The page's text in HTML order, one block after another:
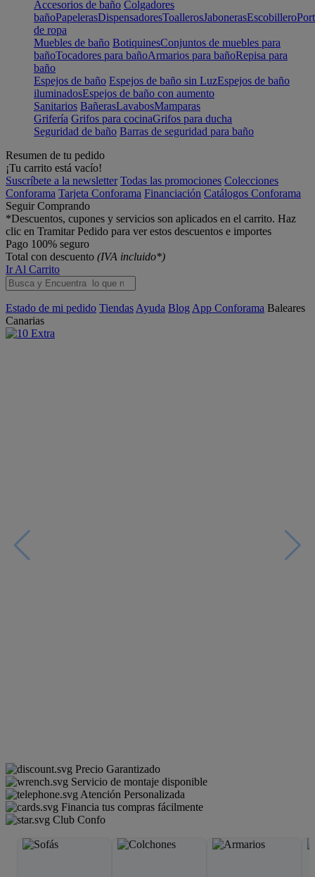
Accesorios de baño Colgadores
bañoPapelerasDispensadoresToallerosJabonerasEscobillero
de ropa
Muebles de baño BotiquinesConjuntos de muebles para
bañoTocadores para bañoArmarios para bañoRepisa para
baño
Espejos de baño Espejos de baño sin LuzEspejos de baño
iluminadosEspejos de baño con aumento
Sanitarios BañerasLavabosMamparas
Grifería Grifos para cocinaGrifos para ducha
Seguridad de baño Barras de seguridad para baño
Resumen de tu pedido
¡Tu carrito está vacío!
Suscríbete a la newsletter Todas las promociones Colecciones
Conforama Tarjeta Conforama Financiación Catálogos Conforama
Seguir Comprando
*Descuentos, cupones y servicios son aplicados en el carrito. Haz
clic en Tramitar Pedido para ver estos descuentos e importes
Pago 100% seguro
Total con descuento (IVA incluido*)
Ir Al Carrito
Estado de mi pedido Tiendas Ayuda Blog App Conforama Baleares
Canarias
Precio Garantizado
Servicio de montaje disponible
Atención Personalizada
Financia tus compras fácilmente
Club Confo